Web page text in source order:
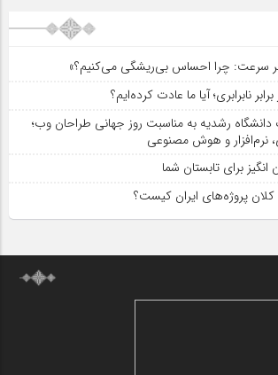
سرعت: چرا احساس بی‌ریشگی می‌کنیم؟»
نابرابری؛ آیا ما عادت کرده‌ایم؟
رشدیه به مناسبت روز جهانی طراحان وب؛
نرم‌افزار و هوش مصنوعی
برای تابستان شما
کلان پروژه‌های ایران کیست؟